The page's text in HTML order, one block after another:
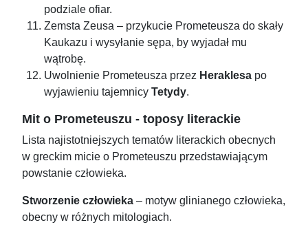
podziale ofiar.
Zemsta Zeusa – przykucie Prometeusza do skały
Kaukazu i wysyłanie sępa, by wyjadał mu
wątrobę.
Uwolnienie Prometeusza przez Heraklesa po
wyjawieniu tajemnicy Tetydy.
Mit o Prometeuszu - toposy literackie
Lista najistotniejszych tematów literackich obecnych
w greckim micie o Prometeuszu przedstawiającym
powstanie człowieka.
Stworzenie człowieka – motyw glinianego człowieka,
obecny w różnych mitologiach.